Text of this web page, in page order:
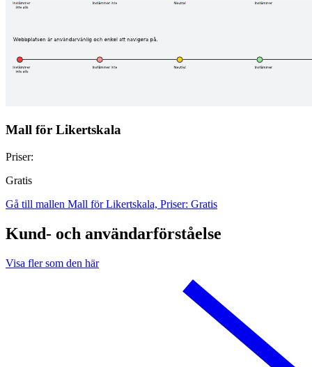
Mall för Likertskala
Priser:
Gratis
Gå till mallen Mall för Likertskala, Priser: Gratis
Kund- och användarförståelse
Visa fler som den här